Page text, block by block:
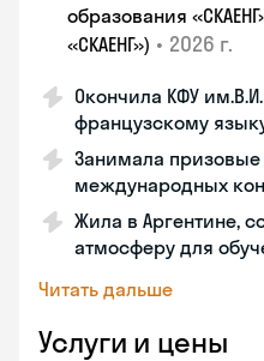
образования
«СКАЕНГ») • 2026 г.
Окончила КФУ
французскому
Занимала призовые
международных
Жила в Аргентине,
атмосферу для
Читать дальше
Услуги и цены